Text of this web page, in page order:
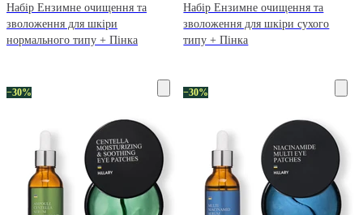
Набір Ензимне очищення та
зволоження для шкіри
нормального типу + Пінка
Набір Ензимне очищення та
зволоження для шкіри сухого
типу + Пінка
−30% −30%